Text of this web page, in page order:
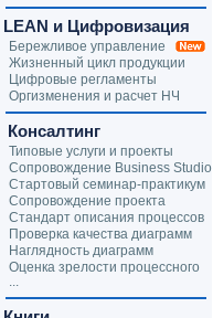
LEAN и Цифровизация
Бережливое управление
Жизненный цикл продукции
Цифровые регламенты
Оргизменения и расчет НЧ
Консалтинг
Типовые услуги и проекты
Сопровождение Business Studio
Стартовый семинар-практикум
Сопровождение проекта
Стандарт описания процессов
Проверка качества диаграмм
Наглядность диаграмм
Оценка зрелости процессного
...